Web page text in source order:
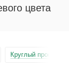
цвета
Круглый профиль